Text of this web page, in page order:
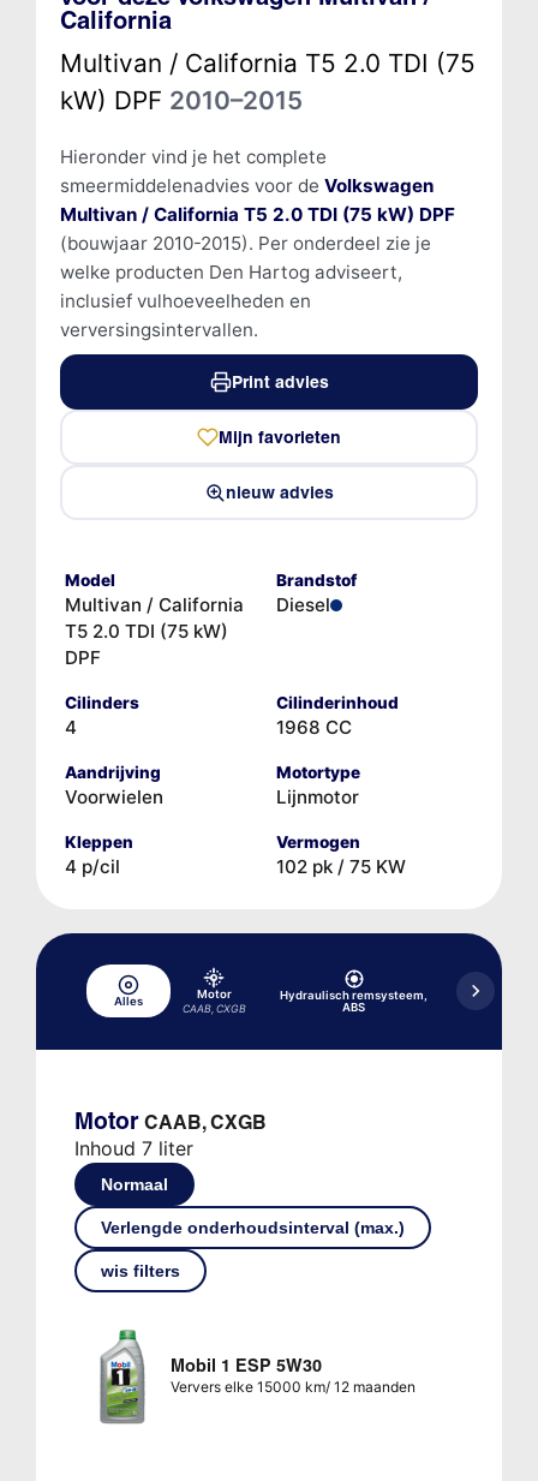
California
Multivan / California T5 2.0 TDI (75
kW) DPF 2010–2015
Hieronder vind je het complete
smeermiddelenadvies voor de Volkswagen
Multivan / California T5 2.0 TDI (75 kW) DPF
(bouwjaar 2010-2015). Per onderdeel zie je
welke producten Den Hartog adviseert,
inclusief vulhoeveelheden en
verversingsintervallen.
Print advies
Mijn favorieten
nieuw advies
Model
Multivan / California
T5 2.0 TDI (75 kW)
DPF
Brandstof
Diesel
Cilinders
4
Cilinderinhoud
1968 CC
Aandrijving
Voorwielen
Motortype
Lijnmotor
Kleppen
4 p/cil
Vermogen
102 pk / 75 KW
Alles
Motor
CAAB, CXGB
Hydraulisch remsysteem,
ABS
Koelsysteem
Motor CAAB, CXGB
Inhoud 7 liter
Normaal
Verlengde onderhoudsinterval (max.)
wis filters
Mobil 1 ESP 5W30
Ververs elke 15000 km/ 12 maanden